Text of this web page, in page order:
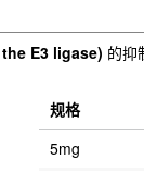
E3 ligase) 的抑
规格
5mg